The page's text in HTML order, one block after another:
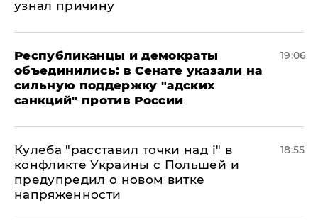
узнал причину
Республиканцы и демократы
объединились: в Сенате указали на
сильную поддержку "адских
санкций" против России
19:06
Кулеба "расставил точки над і" в
конфликте Украины с Польшей и
предупредил о новом витке
напряженности
18:55